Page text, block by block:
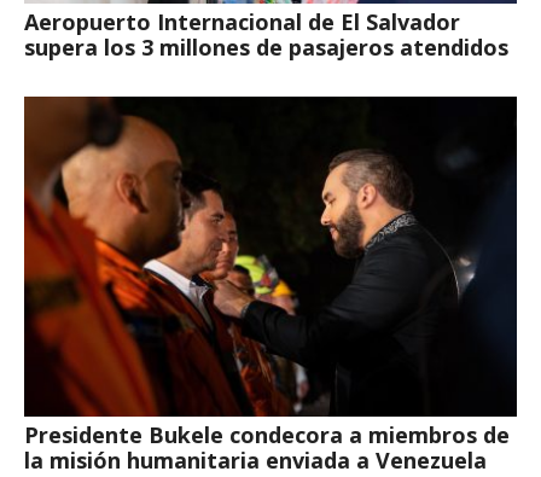
Aeropuerto Internacional de El Salvador
supera los 3 millones de pasajeros atendidos
Presidente Bukele condecora a miembros de
la misión humanitaria enviada a Venezuela